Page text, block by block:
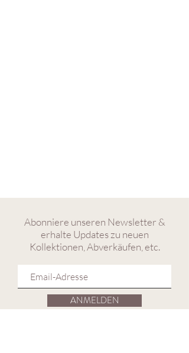
Abonniere unseren Newsletter &
erhalte Updates zu neuen
Kollektionen, Abverkäufen, etc.
ANMELDEN